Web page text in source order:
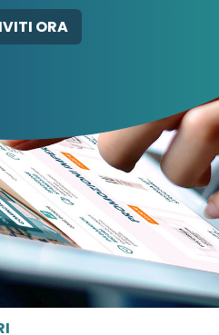
ABBATE A&V PHARMA
ORA